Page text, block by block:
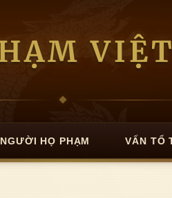
NGƯỜI HỌ PHẠM VẤN TỔ